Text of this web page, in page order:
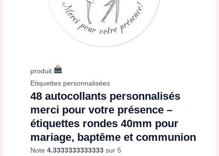
produit
Etiquettes personnalisées
48 autocollants personnalisés
merci pour votre présence –
étiquettes rondes 40mm pour
mariage, baptême et communion
Note4.3333333333333 sur 5